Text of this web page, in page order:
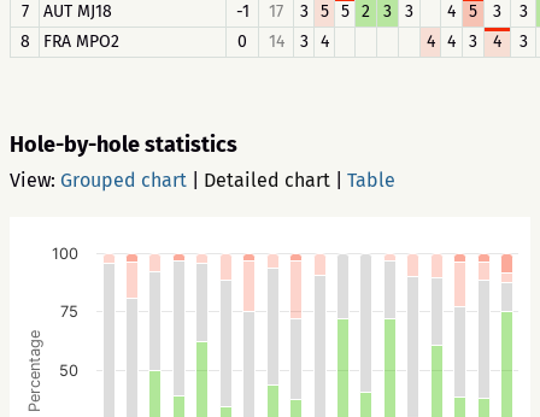
7
AUT MJ18 -1 17 3 5 5 2 3 3 4 5 3
3
8
FRA MPO2 0 14 3 4 4 4 3 4 3
Hole-by-hole statistics
View: Grouped chart Detailed chart Table
Percentage 50
75
100